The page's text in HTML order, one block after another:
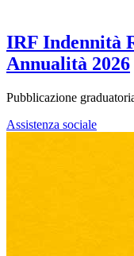
IRF Indennità
Annualità 2026
Pubblicazione
Assistenza sociale